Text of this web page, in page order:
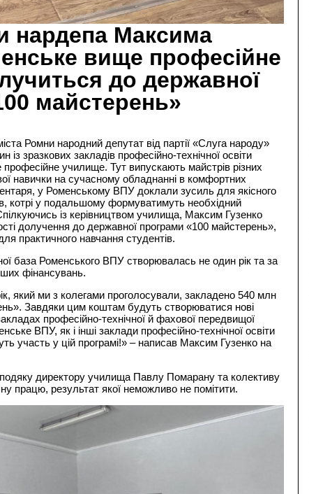
нардепа Максима
вище професійне
до державної
майстерень»
Ромни народний депутат від партії «Слуга народу»
із зразкових закладів професійно-технічної освіти
училище. Тут випускають майстрів різних
навички на сучасному обладнанні в комфортних
у Роменському ВПУ доклали зусиль для якісного
котрі у подальшому формуватимуть необхідний
із керівництвом училища, Максим Гузенко
долучення до державної програми «100 майстерень»,
практичного навчання студентів.
база Роменського ВПУ створювалась не один рік та за
фінансувань.
який ми з колегами проголосували, закладено 540 млн
Завдяки цим коштам будуть створюватися нові
професійно-технічної й фахової передвищої
ВПУ, як і інші заклади професійно-технічної освіти
участь у цій програмі!» – написав Максим Гузенко на
директору училища Павлу Помарану та колективу
працю, результат якої неможливо не помітити.